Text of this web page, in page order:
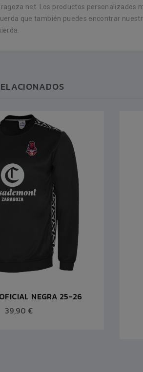
Los productos personalizados
que también puedes encontrar
NEGRA 25-26
39,90 €